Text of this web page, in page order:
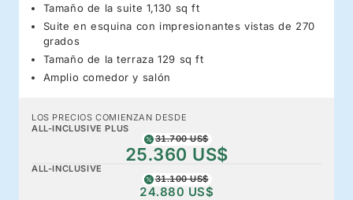
Tamaño de la suite 1,130 sq ft
Suite en esquina con impresionantes vistas de 270
grados
Tamaño de la terraza 129 sq ft
Amplio comedor y salón
LOS PRECIOS COMIENZAN DESDE
ALL-INCLUSIVE PLUS
31.700 US$
25.360 US$
ALL-INCLUSIVE
31.100 US$
24.880 US$